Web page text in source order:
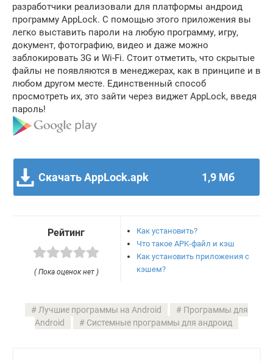
разработчики реализовали для платформы андроид
программу AppLock. С помощью этого приложения вы
легко выставить пароли на любую программу, игру,
документ, фотографию, видео и даже можно
заблокировать 3G и Wi-Fi. Стоит отметить, что скрытые
файлы не появляются в менеджерах, как в принципе и в
любом другом месте. Единственный способ
просмотреть их, это зайти через виджет AppLock, введя
пароль!
Скачать AppLock.apk 1,9 Мб
Рейтинг
( Пока оценок нет )
Как установить?
Что такое APK-файл и кэш
Как установить приложения с
кэшем?
Лучшие программы на Android
Программы для
Android
Системные программы для андроид